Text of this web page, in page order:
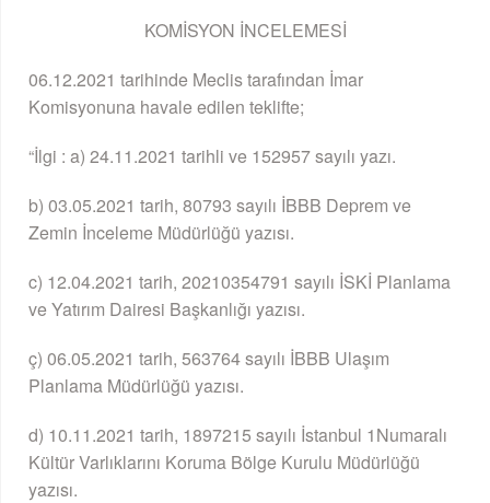
KOMİSYON İNCELEMESİ
06.12.2021 tarihinde Meclis tarafından İmar
Komisyonuna havale edilen teklifte;
“İlgi : a) 24.11.2021 tarihli ve 152957 sayılı yazı.
b) 03.05.2021 tarih, 80793 sayılı İBBB Deprem ve
Zemin İnceleme Müdürlüğü yazısı.
c) 12.04.2021 tarih, 20210354791 sayılı İSKİ Planlama
ve Yatırım Dairesi Başkanlığı yazısı.
ç) 06.05.2021 tarih, 563764 sayılı İBBB Ulaşım
Planlama Müdürlüğü yazısı.
d) 10.11.2021 tarih, 1897215 sayılı İstanbul 1Numaralı
Kültür Varlıklarını Koruma Bölge Kurulu Müdürlüğü
yazısı.